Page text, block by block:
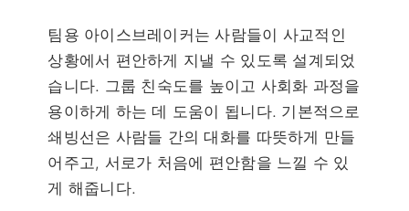
팀용 아이스브레이커는 사람들이 사교적인
상황에서 편안하게 지낼 수 있도록 설계되었
습니다. 그룹 친숙도를 높이고 사회화 과정을
용이하게 하는 데 도움이 됩니다. 기본적으로
쇄빙선은 사람들 간의 대화를 따뜻하게 만들
어주고, 서로가 처음에 편안함을 느낄 수 있
게 해줍니다.